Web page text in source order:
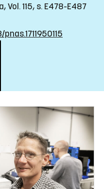
115, s. E478-E487